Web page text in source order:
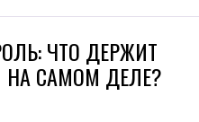
ЧТО ДЕРЖИТ
САМОМ ДЕЛЕ?